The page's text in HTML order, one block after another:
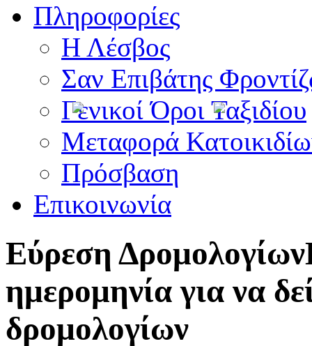
Πληροφορίες
Η Λέσβος
Σαν Επιβάτης
Γενικοί Όροι Ταξιδίου
Μεταφορά
Πρόσβαση
Επικοινωνία
Εύρεση Δρομολογίων
ημερομηνία για να
δρομολογίων